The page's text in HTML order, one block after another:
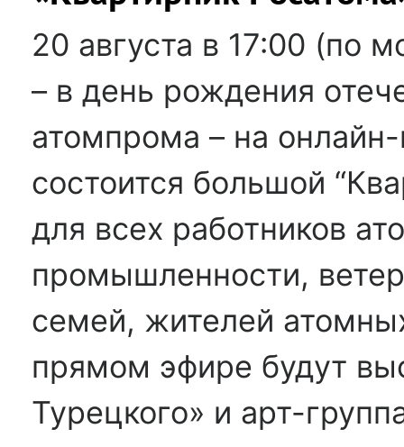
20 августа в 17:00 (по
– в день рождения
атомпрома – на
состоится большой
для всех работников
промышленности,
семей, жителей
прямом эфире будут
Турецкого» и арт-